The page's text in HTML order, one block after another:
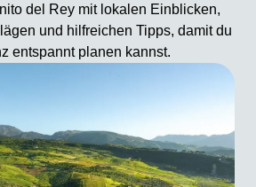
del Rey mit lokalen Einblicken,
und hilfreichen Tipps, damit du
entspannt planen kannst.